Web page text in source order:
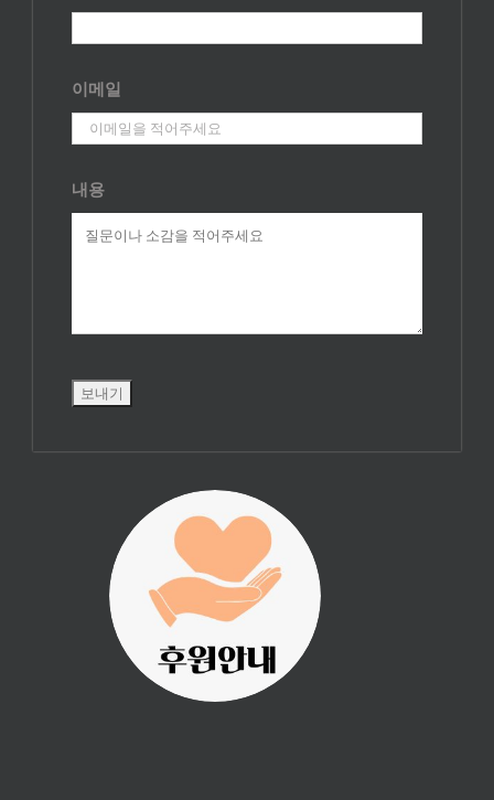
이메일
내용
진리횃불 사역은
여러분의 후원으
로 이루어집니다.